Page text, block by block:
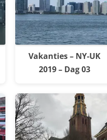
Vakanties – NY-UK
2019 – Dag 03